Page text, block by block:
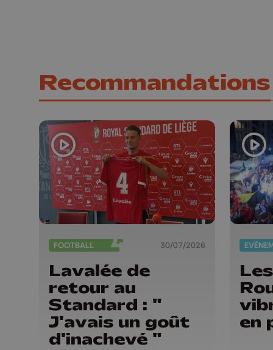
Recommandations
FOOTBALL 30/07/2026
Lavalée de
retour au
Standard : "
J'avais un goût
d'inachevé "
en